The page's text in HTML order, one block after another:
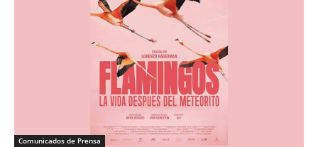
Comunicados de Prensa